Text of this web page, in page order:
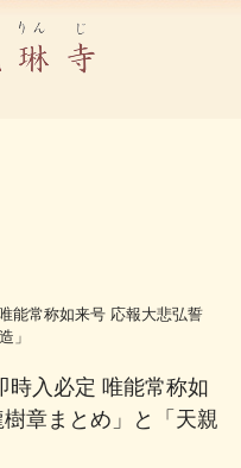
ージ
能常称如来号 応報大悲弘誓
」
時入必定 唯能常称如
章まとめ」と「天親